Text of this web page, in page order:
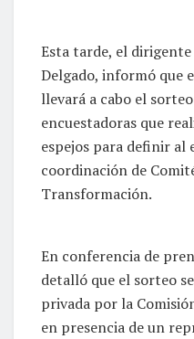
Esta tarde, el
Delgado, informó que
llevará a cabo el
encuestadoras que
espejos para definir al
coordinación de
Transformación.
En conferencia de
detalló que el sorteo
privada por la
en presencia de un